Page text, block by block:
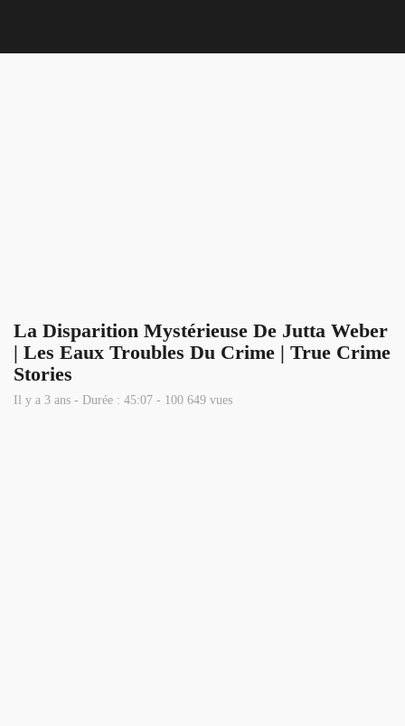
La Disparition Mystérieuse De Jutta Weber
| Les Eaux Troubles Du Crime | True Crime
Stories
Il y a 3 ans - Durée : 45:07 - 100 649 vues